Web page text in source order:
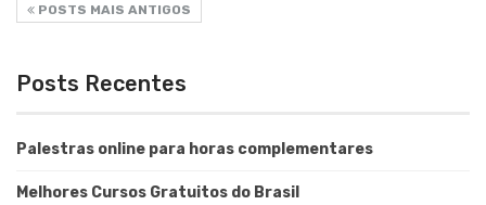
POSTS MAIS ANTIGOS
Posts Recentes
Palestras online para horas complementares
Melhores Cursos Gratuitos do Brasil